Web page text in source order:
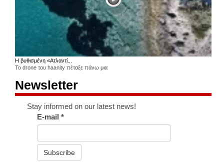
Η βυθισμένη «Ατλαντί...
Το drone του haanity πέταξε πάνω μια
Newsletter
Stay informed on our latest news!
E-mail*
Subscribe